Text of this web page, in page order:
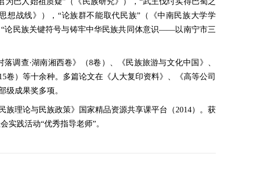
想战线》），“论族群不能取代民族”（《中南民族大学学
论民族关键符号与铸牢中华民族共同体意识——以南宁市三
调查·湖南湘西卷》（8卷）、《民族旅游与文化中国》、
卷）等十余种。多篇论文在《人大复印资料》、《高等公司
级成果奖多项。
族理论与民族政策》国家精品资源共享课平台（2014）。获
实践活动“优秀指导老师”。